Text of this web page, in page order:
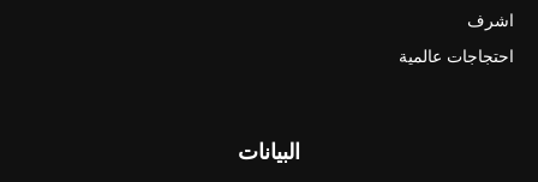
اشرف
احتجاجات عالمية
البيانات